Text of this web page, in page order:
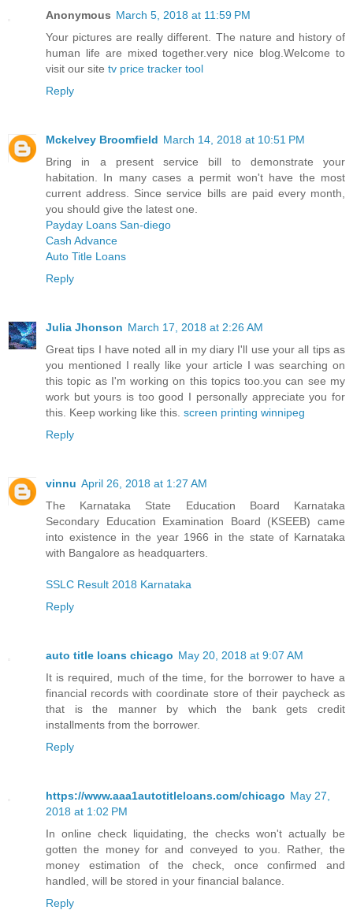
Anonymous March 5, 2018 at 11:59 PM
Your pictures are really different. The nature and history of
human life are mixed together.very nice blog.Welcome to
visit our site tv price tracker tool
Reply
Mckelvey Broomfield March 14, 2018 at 10:51 PM
Bring in a present service bill to demonstrate your
habitation. In many cases a permit won't have the most
current address. Since service bills are paid every month,
you should give the latest one.
Payday Loans San-diego
Cash Advance
Auto Title Loans
Reply
Julia Jhonson March 17, 2018 at 2:26 AM
Great tips I have noted all in my diary I'll use your all tips as
you mentioned I really like your article I was searching on
this topic as I'm working on this topics too.you can see my
work but yours is too good I personally appreciate you for
this. Keep working like this. screen printing winnipeg
Reply
vinnu April 26, 2018 at 1:27 AM
The Karnataka State Education Board Karnataka
Secondary Education Examination Board (KSEEB) came
into existence in the year 1966 in the state of Karnataka
with Bangalore as headquarters.
SSLC Result 2018 Karnataka
Reply
auto title loans chicago May 20, 2018 at 9:07 AM
It is required, much of the time, for the borrower to have a
financial records with coordinate store of their paycheck as
that is the manner by which the bank gets credit
installments from the borrower.
Reply
https://www.aaa1autotitleloans.com/chicago May 27,
2018 at 1:02 PM
In online check liquidating, the checks won't actually be
gotten the money for and conveyed to you. Rather, the
money estimation of the check, once confirmed and
handled, will be stored in your financial balance.
Reply